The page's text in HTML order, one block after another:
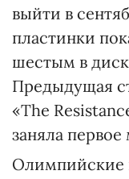
выйти в
пластинки
шестым в
Предыдущая
«The
заняла
Олимпийские